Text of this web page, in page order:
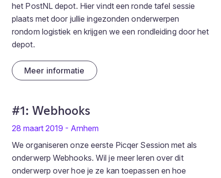
het PostNL depot. Hier vindt een ronde tafel sessie
plaats met door jullie ingezonden onderwerpen
rondom logistiek en krijgen we een rondleiding door het
depot.
Meer informatie
#1: Webhooks
28 maart 2019 - Arnhem
We organiseren onze eerste Picqer Session met als
onderwerp Webhooks. Wil je meer leren over dit
onderwerp over hoe je ze kan toepassen en hoe